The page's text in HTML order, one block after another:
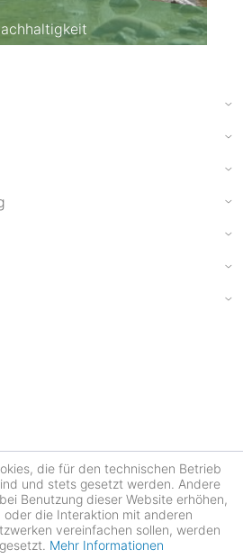
die für den technischen Betrieb
und stets gesetzt werden. Andere
Benutzung dieser Website erhöhen,
die Interaktion mit anderen
vereinfachen sollen, werden
Mehr Informationen